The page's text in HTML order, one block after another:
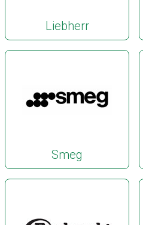
Liebherr
Smeg